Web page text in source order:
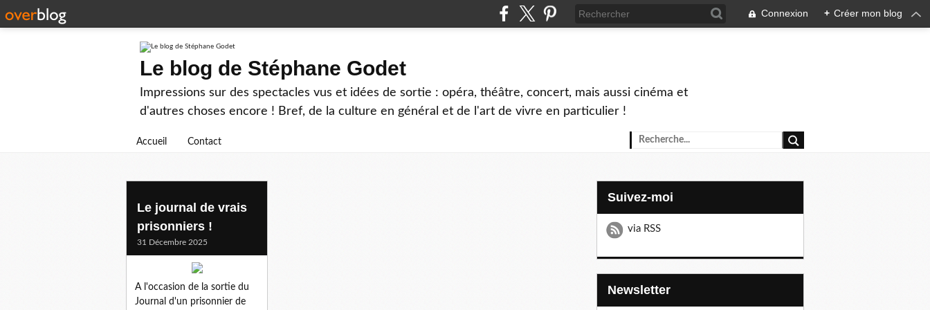
Connexion + Créer mon blog
Le blog de Stéphane Godet
Impressions sur des spectacles vus et idées de sortie : opéra, théâtre, concert, mais aussi cinéma et
d'autres choses encore ! Bref, de la culture en général et de l'art de vivre en particulier !
Accueil Contact
injustice
Le journal de vrais
prisonniers !
31 Décembre 2025
A l'occasion de la sortie du
Journal d'un prisonnier de
Suivez-moi
via RSS
Newsletter